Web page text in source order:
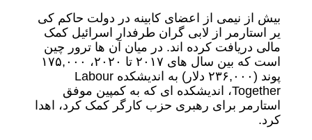
بیش از نیمی از اعضای کابینه در دولت حاکم کی
یر استارمر از لابی گران طرفدار اسرائیل کمک
مالی دریافت کرده اند. در میان آن ها ترور چین
است که بین سال های ۲۰۱۷ تا ۲۰۲۰، ۱۷۵,۰۰۰
پوند (۲۳۶,۰۰۰ دلار) به اندیشکده Labour
Together، اندیشکده ای که به کمپین موفق
استارمر برای رهبری حزب کارگر کمک کرد، اهدا
کرد.